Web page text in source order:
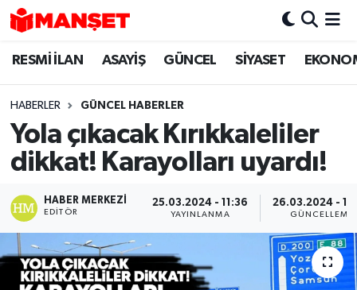
RESMİ İLAN ASAYİŞ GÜNCEL SİYASET
HABERLER GÜNCEL HABERLER
Yola çıkacak Kırıkkaleliler
dikkat! Karayolları uyardı!
HABER MERKEZI
EDITÖR
25.03.2024 - 11:36
YAYINLANMA
26.03.2024 -
GÜNCELLEME
Hava Durumu
Trafik Durumu
Süper Lig Puan Durumu ve Fikstür
Haber Arşivi